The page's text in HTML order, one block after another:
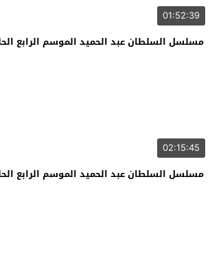
01:52:39
مسلسل السلطان عبد الحميد الموسم الرابع
02:15:45
مسلسل السلطان عبد الحميد الموسم الرابع